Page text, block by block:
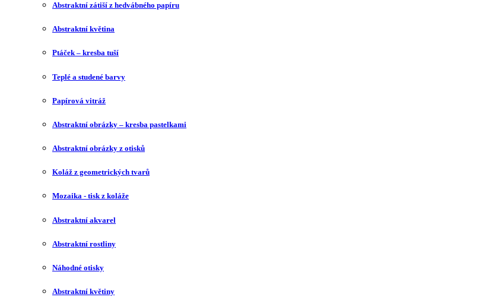
Abstraktní zátiší z hedvábného papíru
Abstraktní květina
Ptáček – kresba tuší
Teplé a studené barvy
Papírová vitráž
Abstraktní obrázky – kresba pastelkami
Abstraktní obrázky z otisků
Koláž z geometrických tvarů
Mozaika - tisk z koláže
Abstraktní akvarel
Abstraktní rostliny
Náhodné otisky
Abstraktní květiny